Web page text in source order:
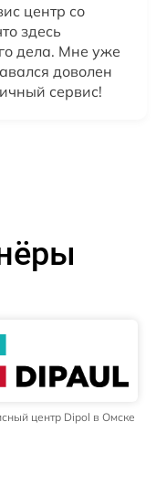
центр со
здесь
дела. Мне уже
доволен
сервис!
центр Dipol в Омске